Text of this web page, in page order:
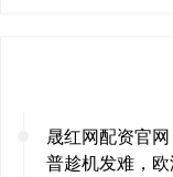
晟红网配资官
普趁机发难，